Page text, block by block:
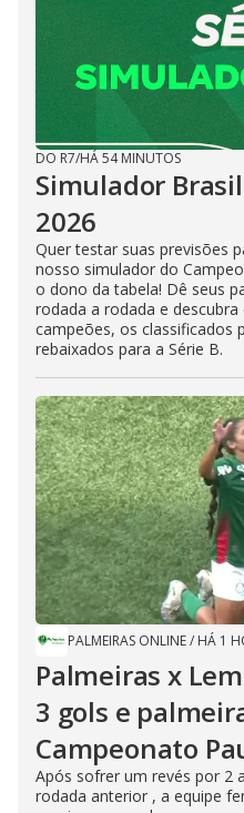
DO R7/HÁ 54 MINUTOS
Simulador
2026
Quer testar suas previsões
nosso simulador do
o dono da tabela! Dê seus
rodada a rodada e
campeões, os classificados
rebaixados para a Série B.
PALMEIRAS ONLINE/ HÁ 1
Palmeiras x
3 gols e
Campeonato
Após sofrer um revés por 2
rodada anterior , a equipe